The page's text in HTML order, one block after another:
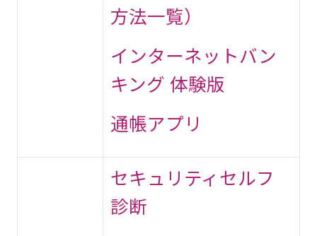
方法一覧）
インターネットバン
キング 体験版
通帳アプリ
セキュリティセルフ
診断